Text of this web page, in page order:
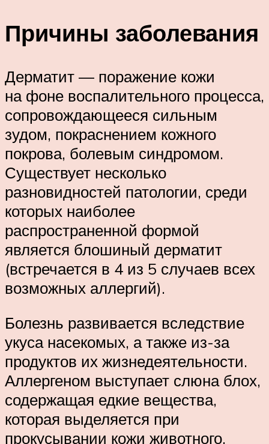
Причины заболевания
Дерматит — поражение кожи
на фоне воспалительного процесса,
сопровождающееся сильным
зудом, покраснением кожного
покрова, болевым синдромом.
Существует несколько
разновидностей патологии, среди
которых наиболее
распространенной формой
является блошиный дерматит
(встречается в 4 из 5 случаев всех
возможных аллергий).
Болезнь развивается вследствие
укуса насекомых, а также из-за
продуктов их жизнедеятельности.
Аллергеном выступает слюна блох,
содержащая едкие вещества,
которая выделяется при
прокусывании кожи животного.